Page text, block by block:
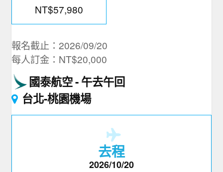
NT$57,980
報名截止：2026/09/20
每人訂金：NT$20,000
國泰航空 午去午回
台北-桃園機場
去程
2026/10/20